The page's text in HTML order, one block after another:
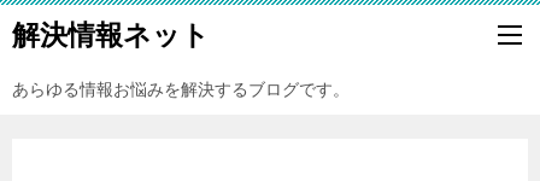
解決情報ネット
あらゆる情報お悩みを解決するブログです。